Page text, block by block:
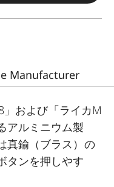
Manufacturer
」および「ライカM
アルミニウム製
真鍮（ブラス）の
タンを押しやす